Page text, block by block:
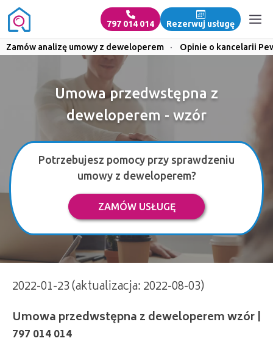
797 014 014 Rezerwuj usługę
Zamów analizę umowy z deweloperem · Opinie o kancelarii
Umowa przedwstępna z
deweloperem - wzór
Potrzebujesz pomocy przy sprawdzeniu
umowy z deweloperem?
ZAMÓW USŁUGĘ
2022-01-23 (aktualizacja: 2022-08-03)
Umowa przedwstępna z deweloperem wzór |